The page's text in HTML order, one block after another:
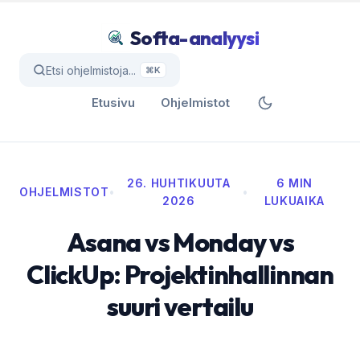
Softa-analyysi
Etsi ohjelmistoja... ⌘K
Etusivu Ohjelmistot
OHJELMISTOT•
26. HUHTIKUUTA
2026
•
6 MIN
LUKUAIKA
Asana vs Monday vs
ClickUp: Projektinhallinnan
suuri vertailu